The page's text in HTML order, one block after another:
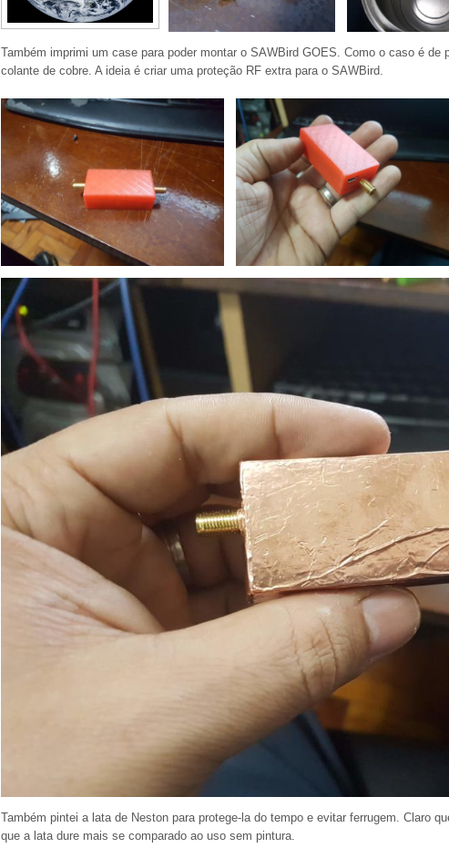
Também imprimi um case para poder montar o SAWBird GOES. Como o caso é de
colante de cobre. A ideia é criar uma proteção RF extra para o SAWBird.
Também pintei a lata de Neston para protege-la do tempo e evitar ferrugem. Claro
que a lata dure mais se comparado ao uso sem pintura.